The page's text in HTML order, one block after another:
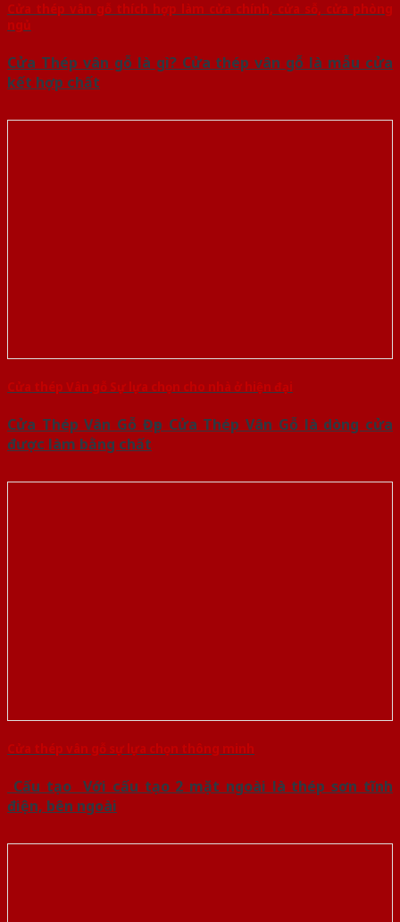
Cửa thép vân gỗ thích hợp làm cửa chính, cửa sỗ, cửa phòng
ngủ
Cửa Thép vân gỗ là gì? Cửa thép vân gỗ là mẫu cửa
kết hợp chất
Cửa thép Vân gỗ Sự lựa chọn cho nhà ở hiện đại
Cửa Thép Vân Gỗ Đẹp Cửa Thép Vân Gỗ là dòng cửa
được làm bằng chất
Cửa thép vân gỗ sự lựa chọn thông minh
Cấu tạo Với cấu tạo 2 mặt ngoài là thép sơn tĩnh
điện, bên ngoài